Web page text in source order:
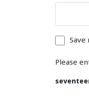
Please